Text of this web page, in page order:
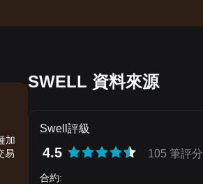
加
易
SWELL 資料來源
Swell評級
4.5 105 筆評分
合約: